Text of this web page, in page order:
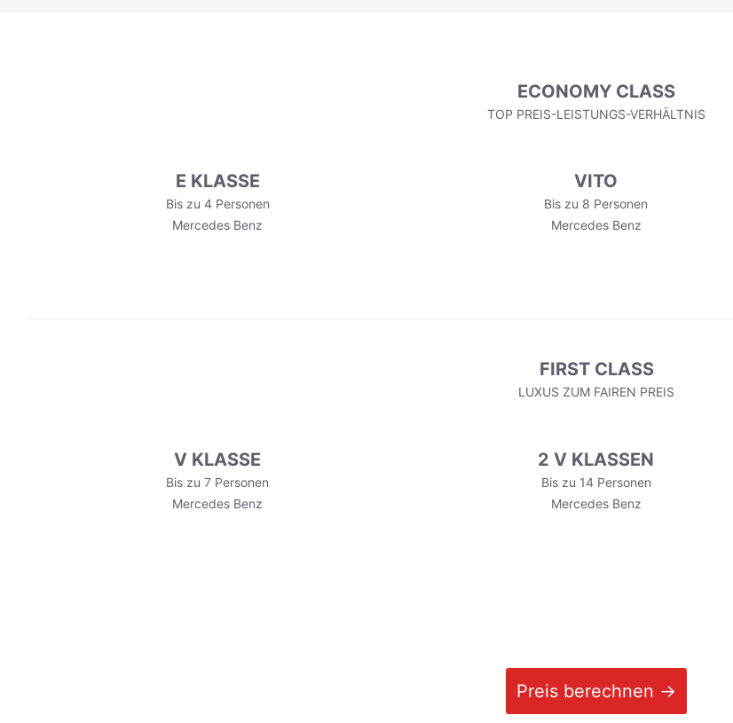
ECONOMY CLASS
TOP PREIS-LEISTUNGS-VERHÄLTNIS
E KLASSE
Bis zu 4 Personen
Mercedes Benz
VITO
Bis zu 8 Personen
Mercedes Benz
FIRST CLASS
LUXUS ZUM FAIREN PREIS
V KLASSE
Bis zu 7 Personen
Mercedes Benz
2 V KLASSEN
Bis zu 14 Personen
Mercedes Benz
Preis berechnen →